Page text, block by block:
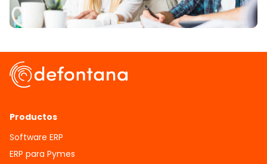
Productos
Software ERP
ERP para Pymes